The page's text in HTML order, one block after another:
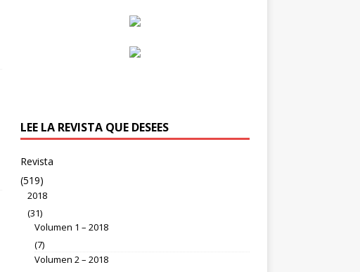
LEE LA REVISTA QUE DESEES
Revista
(519)
2018
(31)
Volumen 1 – 2018
(7)
Volumen 2 – 2018